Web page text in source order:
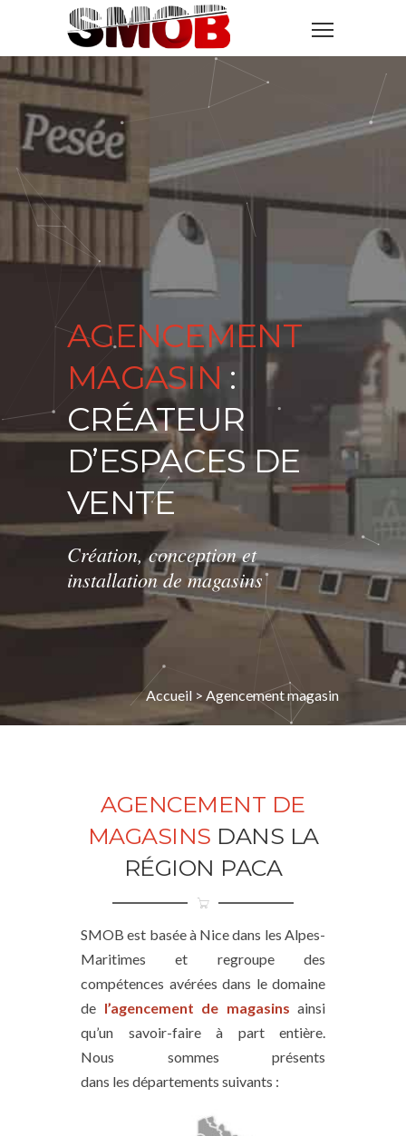
AGENCEMENT
MAGASIN :
CRÉATEUR
D’ESPACES DE
VENTE
Création, conception et
installation de magasins
Accueil > Agencement magasin
AGENCEMENT DE
MAGASINS DANS LA
RÉGION PACA
SMOB est basée à Nice dans les Alpes-
Maritimes et regroupe des
compétences avérées dans le domaine
de l’agencement de magasins ainsi
qu’un savoir-faire à part entière.
Nous sommes présents
dans les départements suivants :